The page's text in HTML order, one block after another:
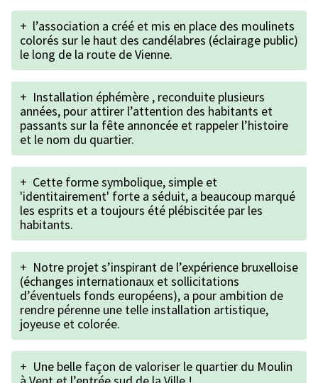
+ l’association a créé et mis en place des moulinets
colorés sur le haut des candélabres (éclairage public)
le long de la route de Vienne.
+ Installation éphémère , reconduite plusieurs
années, pour attirer l’attention des habitants et
passants sur la fête annoncée et rappeler l’histoire
et le nom du quartier.
+ Cette forme symbolique, simple et
'identitairement' forte a séduit, a beaucoup marqué
les esprits et a toujours été plébiscitée par les
habitants.
+ Notre projet s’inspirant de l’expérience bruxelloise
(échanges internationaux et sollicitations
d’éventuels fonds européens), a pour ambition de
rendre pérenne une telle installation artistique,
joyeuse et colorée.
+ Une belle façon de valoriser le quartier du Moulin